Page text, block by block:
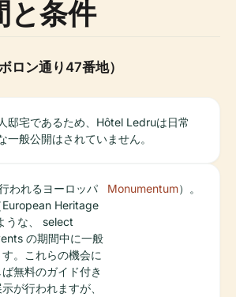
と条件
ロン通り47番地）
邸宅であるため、Hôtel Ledruは日常
一般公開はされていません。
われるヨーロッパ
European Heritage
うな、 select
の期間中に一般
。これらの機会に
無料のガイド付き
が行われますが、
Monumentum）。